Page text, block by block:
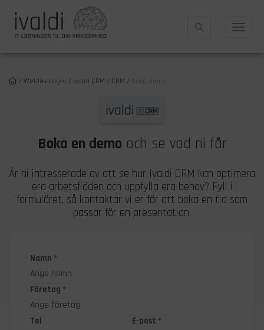
/ Webløsninger / Ivaldi CRM / CRM / Boka demo
Boka en demo och se vad ni får
Är ni intresserade av att se hur Ivaldi CRM kan optimera
era arbetsflöden och uppfylla era behov? Fyll i
formuläret, så kontaktar vi er för att boka en tid som
passar för en presentation.
Namn *
Företag *
Tel E-post *